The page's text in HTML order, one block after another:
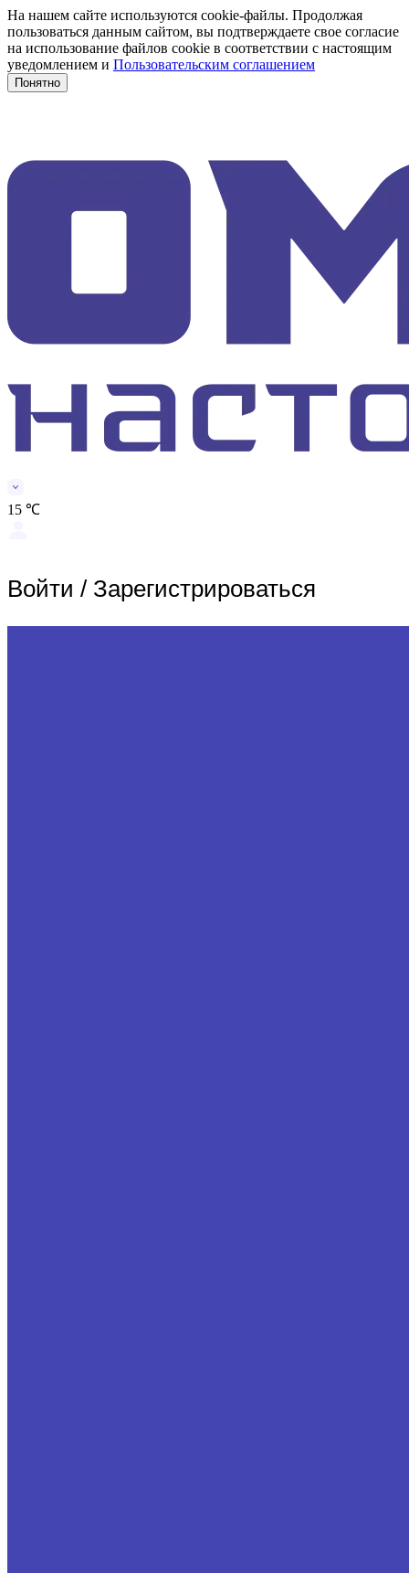
На нашем сайте используются cookie-файлы. Продолжая
пользоваться данным сайтом, вы подтверждаете свое согласие
на использование файлов cookie в соответствии с настоящим
уведомлением и Пользовательским соглашением
Понятно
15 ℃
Войти / Зарегистрироваться